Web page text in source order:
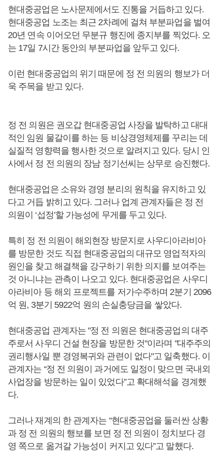
현대중공업은 노사문제에서도 진통을 거듭하고 있다.
현대중공업 노조는 최근 2차례에 걸쳐 부분파업을 벌여
20년 연속 이어오던 무분규 행진에 종지부를 찍었다. 오
는 17일 7시간 동안의 부분파업을 앞두고 있다.
이런 현대중공업의 위기 때문에 정 전 의원의 행보가 더
욱 주목을 받고 있다.
정 전 의원은 권오갑 현대중공업 사장을 발탁하고 대대
적인 임원 물갈이를 하는 등 비상경영체제를 꾸리는 데
실질적 영향력을 행사한 것으로 알려지고 있다. 당시 인
사에서 정 전 의원의 장남 정기선씨는 상무로 승진했다.
현대중공업은 소유와 경영 분리의 원칙을 유지하고 있
다고 거듭 밝히고 있다. 그러나 업계 관계자들은 정 전
의원이 ‘섭정’할 가능성에 무게를 두고 있다.
특히 정 전 의원이 해외현장 방문지로 사우디아라비아
를 방문한 것도 직접 현대중공업의 대규모 영업적자의
원인을 찾고 해결책을 강구하기 위한 의지를 보여주는
것 아니냐는 관측이 나오고 있다. 현대중공업은 사우디
아라비아 등 해외 프로젝트를 저가수주하며 2분기 2096
억 원, 3분기 5922억 원의 손실충당금을 쌓았다.
현대중공업 관계자는 "정 전 의원은 현대중공업의 대주
주로서 사우디 건설 현장을 방문한 것"이라며 "대주주의
권리행사일 뿐 경영복귀와 관련이 없다"고 일축했다. 이
관계자는 “정 전 의원이 과거에도 일정이 맞으면 국내외
사업장을 방문하는 일이 있었다”고 확대해석을 경계했
다.
그러나 재계의 한 관계자는 “현대중공업을 둘러싼 상황
과 정 전 의원의 행보를 보면 정 전 의원이 정치보다 경
영 쪽으로 옮겨갈 가능성이 커지고 있다”고 말했다.